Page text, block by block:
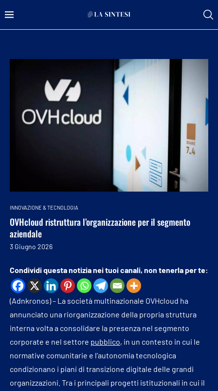
INNOVAZIONE & TECNOLOGIA
OVHcloud ristruttura l’organizzazione per il segmento
aziendale
3 Giugno 2026
Condividi questa notizia nei tuoi canali, non tenerla per te:
(Adnkronos) – La società multinazionale OVHcloud ha
annunciato una riorganizzazione della propria struttura
interna volta a consolidare la presenza nel segmento
corporate e nel settore pubblico, in un contesto in cui le
normative comunitarie e l’autonomia tecnologica
condizionano i piani di transizione digitale delle grandi
organizzazioni. Tra i principali progetti istituzionali in cui il